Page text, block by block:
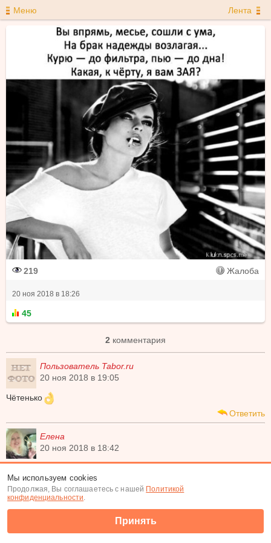
Меню Лента
219 Жалоба
20 ноя 2018 в 18:26
45
2 комментария
Пользователь Tabor.ru
20 ноя 2018 в 19:05
Чётенько
Ответить
Елена
20 ноя 2018 в 18:42
Прежде чем назвать женщину Зайка ,подумай хватит ли у тебя
капусты и не подведет ли морковка .
© Tabor.ru 2007-2026
Мы используем cookies
Продолжая, Вы соглашаетесь с нашей Политикой
конфиденциальности.
Принять